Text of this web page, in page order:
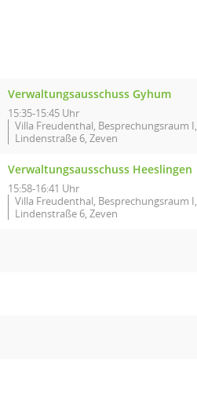
Verwaltungsausschuss Gyhum
15:35-15:45 Uhr
Villa Freudenthal, Besprechungsraum I,
Lindenstraße 6, Zeven
Verwaltungsausschuss Heeslingen
15:58-16:41 Uhr
Villa Freudenthal, Besprechungsraum I,
Lindenstraße 6, Zeven